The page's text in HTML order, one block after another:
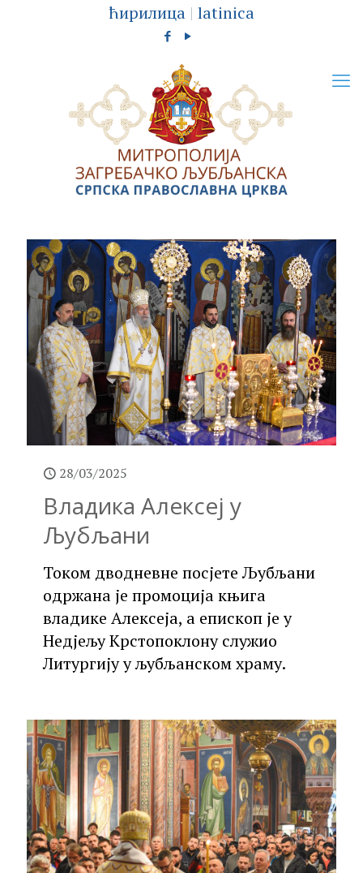
ћирилица | latinica
28/03/2025
Владика Алексеј у
Љубљани
Током дводневне посјете Љубљани
одржана је промоција књига
владике Алексеја, а епископ је у
Недјељу Крстопоклону служио
Литургију у љубљанском храму.